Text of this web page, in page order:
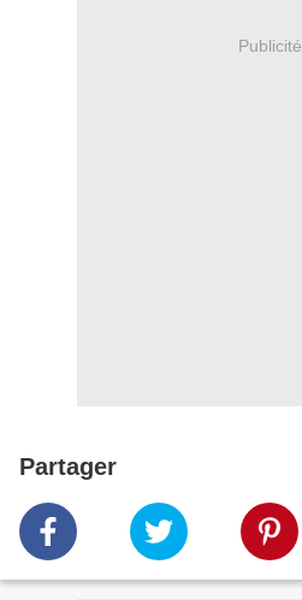
Publicité
Partager